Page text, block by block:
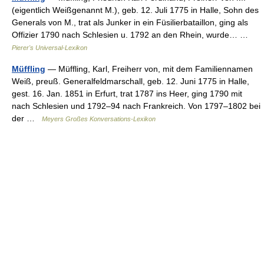
(eigentlich Weißgenannt M.), geb. 12. Juli 1775 in Halle, Sohn des
Generals von M., trat als Junker in ein Füsilierbataillon, ging als
Offizier 1790 nach Schlesien u. 1792 an den Rhein, wurde… …
Pierer's Universal-Lexikon
Müffling — Müffling, Karl, Freiherr von, mit dem Familiennamen
Weiß, preuß. Generalfeldmarschall, geb. 12. Juni 1775 in Halle,
gest. 16. Jan. 1851 in Erfurt, trat 1787 ins Heer, ging 1790 mit
nach Schlesien und 1792–94 nach Frankreich. Von 1797–1802 bei
der …
Meyers Großes Konversations-Lexikon